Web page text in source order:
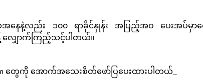
နေနဲ့လည်း ၁၀၀ ရာခိုင်နှုန်း အပြည့်အဝ ပေးအပ်မှ
လျှောက်ကြည့်သင့်ပါတယ်။
တွေကို အောက်အသေးစိတ်ဖော်ပြပေးထားပါတယ်_